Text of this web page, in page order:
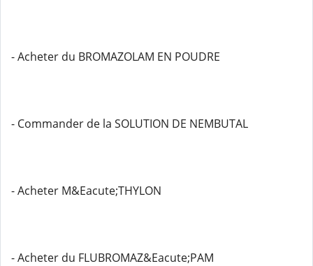
- Acheter du BROMAZOLAM EN POUDRE
- Commander de la SOLUTION DE NEMBUTAL
- Acheter M&Eacute;THYLON
- Acheter du FLUBROMAZ&Eacute;PAM